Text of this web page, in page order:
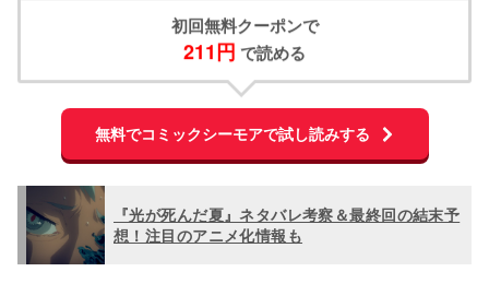
初回無料クーポンで
211円 で読める
無料でコミックシーモアで試し読みする
『光が死んだ夏』ネタバレ考察＆最終回の結末予
想！注目のアニメ化情報も